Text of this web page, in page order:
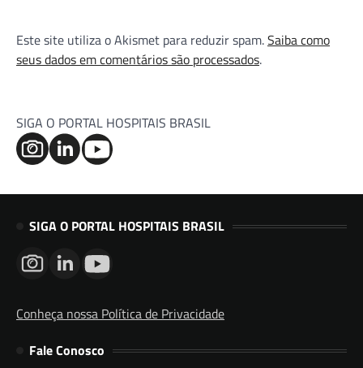
Este site utiliza o Akismet para reduzir spam.Saiba como
seus dados em comentários são processados.
SIGA O PORTAL HOSPITAIS BRASIL
SIGA O PORTAL HOSPITAIS BRASIL
Conheça nossa Política de Privacidade
Fale Conosco